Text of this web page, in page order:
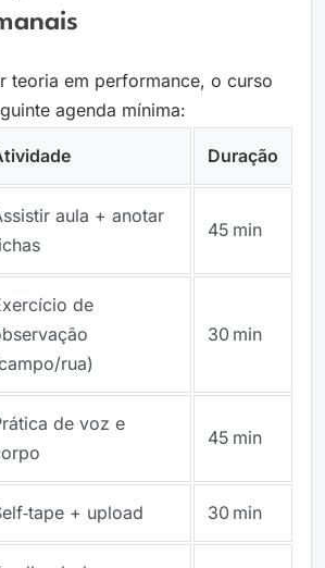
teoria em performance, o curso
agenda mínima:
Duração
aula + anotar
45 min
de
rua)
30 min
de voz e
45 min
+ upload 30 min